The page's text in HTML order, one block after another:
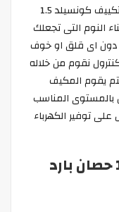
استمتع بافضل الخواص فقط وحصرى مع تكييف كونسيلد 1.5
النوم التى تجعلك
دون اى قلق او خوف
نقوم من خلاله
يقوم المكيف
بالمستوى المناسب
توفير الكهرباء
خواص تكييف كونسيلد 1.5 حصان بارد